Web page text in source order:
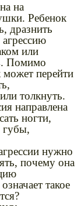
на
Ребенок
дразнить
или
Помимо
может перейти
толкнуть.
направлена
ногти,
губы,
нужно
почему она
такое